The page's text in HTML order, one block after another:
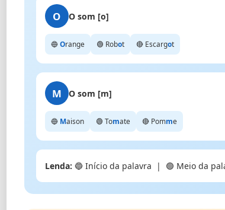
O O som [o]
🔵Orange 🟢 Robot 🔴 Escargot
M O som [m]
🔵 Maison 🟢 Tomate 🔴 Pomme
Lenda: 🔵 Início da palavra | 🟢 Meio da